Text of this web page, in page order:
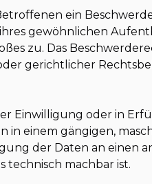
ein
gewöhnlichen
zu. Das
gerichtlicher
Einwilligung oder in
in einem gängigen,
der Daten an einen
technisch machbar ist.